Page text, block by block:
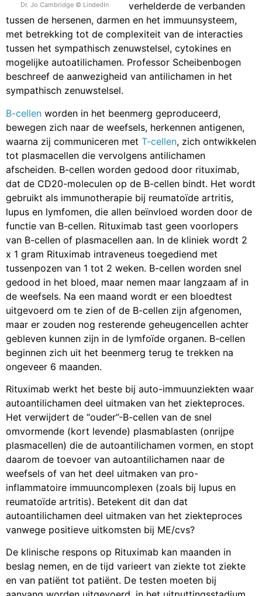
Dr. Jo Cambridge © LindedIn
verhelderde de verbanden
tussen de hersenen, darmen en het immuunsysteem,
met betrekking tot de complexiteit van de interacties
tussen het sympathisch zenuwstelsel, cytokines en
mogelijke autoatilichamen. Professor Scheibenbogen
beschreef de aanwezigheid van antilichamen in het
sympathisch zenuwstelsel.
B-cellen worden in het beenmerg geproduceerd,
bewegen zich naar de weefsels, herkennen antigenen,
waarna zij communiceren met T-cellen, zich ontwikkelen
tot plasmacellen die vervolgens antilichamen
afscheiden. B-cellen worden gedood door rituximab,
dat de CD20-moleculen op de B-cellen bindt. Het wordt
gebruikt als immunotherapie bij reumatoïde artritis,
lupus en lymfomen, die allen beïnvloed worden door de
functie van B-cellen. Rituximab tast geen voorlopers
van B-cellen of plasmacellen aan. In de kliniek wordt 2
x 1 gram Rituximab intraveneus toegediend met
tussenpozen van 1 tot 2 weken. B-cellen worden snel
gedood in het bloed, maar nemen maar langzaam af in
de weefsels. Na een maand wordt er een bloedtest
uitgevoerd om te zien of de B-cellen zijn afgenomen,
maar er zouden nog resterende geheugencellen achter
gebleven kunnen zijn in de lymfoïde organen. B-cellen
beginnen zich uit het beenmerg terug te trekken na
ongeveer 6 maanden.
Rituximab werkt het beste bij auto-immuunziekten waar
autoantilichamen deel uitmaken van het ziekteproces.
Het verwijdert de “ouder”-B-cellen van de snel
omvormende (kort levende) plasmablasten (onrijpe
plasmacellen) die de autoantilichamen vormen, en stopt
daarom de toevoer van autoantilichamen naar de
weefsels of van het deel uitmaken van pro-
inflammatoire immuuncomplexen (zoals bij lupus en
reumatoïde artritis). Betekent dit dan dat
autoantilichamen deel uitmaken van het ziekteproces
vanwege positieve uitkomsten bij ME/cvs?
De klinische respons op Rituximab kan maanden in
beslag nemen, en de tijd varieert van ziekte tot ziekte
en van patiënt tot patiënt. De testen moeten bij